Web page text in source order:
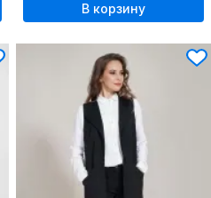
В корзину